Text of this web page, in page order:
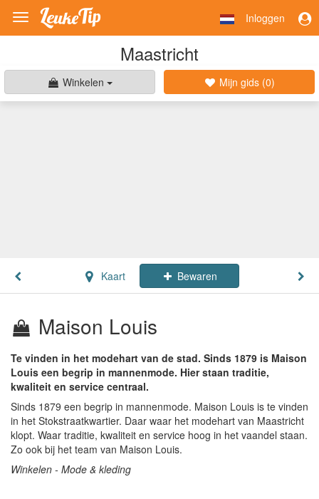
Toggle
navigation
Inloggen
Maastricht
Winkelen Mijn gids (0)
Kaart Bewaren
Maison Louis
Te vinden in het modehart van de stad. Sinds 1879 is Maison
Louis een begrip in mannenmode. Hier staan traditie,
kwaliteit en service centraal.
Sinds 1879 een begrip in mannenmode. Maison Louis is te vinden
in het Stokstraatkwartier. Daar waar het modehart van Maastricht
klopt. Waar traditie, kwaliteit en service hoog in het vaandel staan.
Zo ook bij het team van Maison Louis.
Winkelen - Mode & kleding